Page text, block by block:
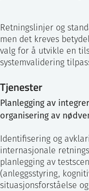
Retningslinjer og
men det kreves
valg for å utvikle en
systemvalidering
Tjenester
Planlegging av
organisering av
Identifisering og
internasjonale
planlegging av
(anleggsstyring,
situasjonsforståelse